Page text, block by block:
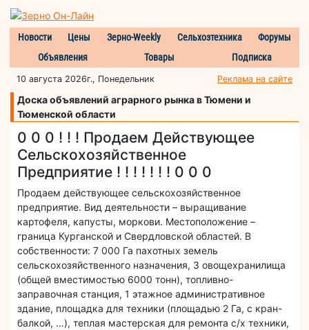
Новости Цены Зерно-Weekly Сельхозтехника
Форумы
Объявления
Товары Подписка
10 августа 2026г., Понедельник Реклама на сайте
Доска объявлений аграрного рынка в Тюмени и
Тюменской области
0 0 0 ! ! ! Продаем Действующее
Сельскохозяйственное
Предприятие ! ! ! ! ! ! ! 0 0 0
Продаем действующее сельскохозяйственное
предприятие. Вид деятельности – выращивание
картофеля, капусты, моркови. Местоположение –
граница Курганской и Свердловской областей. В
собственности: 7 000 Га пахотных земель
сельскохозяйственного назначения, 3 овощехранилища
(общей вместимостью 6000 тонн), топливно-
заправочная станция, 1 этажное административное
здание, площадка для техники (площадью 2 Га, с кран-
балкой, …), теплая мастерская для ремонта с/х техники,